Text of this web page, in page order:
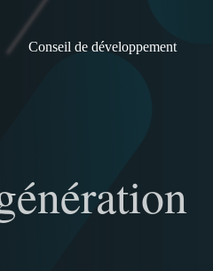
Conseil de développement